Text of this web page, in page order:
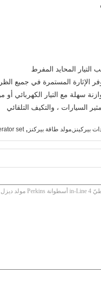
بيركينز,مولد طاقة بيركنز ,
set